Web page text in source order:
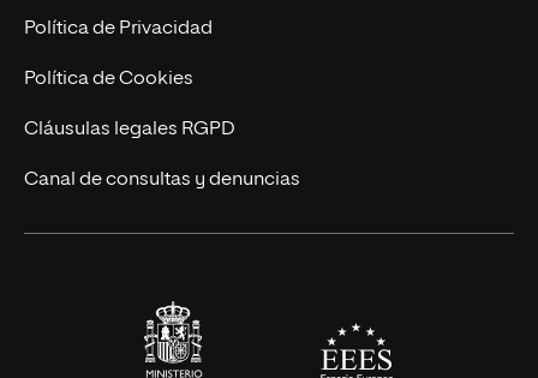
Postgrados
Cursos Universitarios
Trabaja en UNIR
Actualidad
UNIR Revista
Eventos
Política de Privacidad
Política de Cookies
Cláusulas legales RGPD
Canal de consultas y denuncias